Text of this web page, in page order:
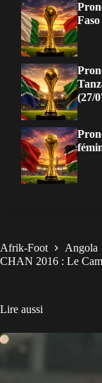
(27/
Afrik-Foot
Angola
CHAN 2016 : Le
Lire aussi